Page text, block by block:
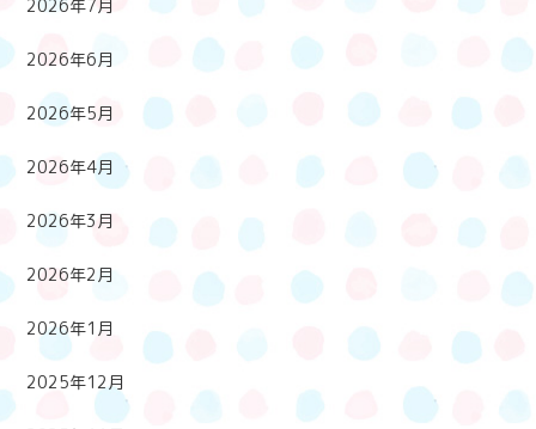
2026年7月
2026年6月
2026年5月
2026年4月
2026年3月
2026年2月
2026年1月
2025年12月